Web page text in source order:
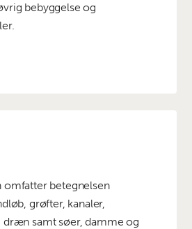
bebyggelse og
omfatter betegnelsen
grøfter, kanaler,
samt søer, damme og